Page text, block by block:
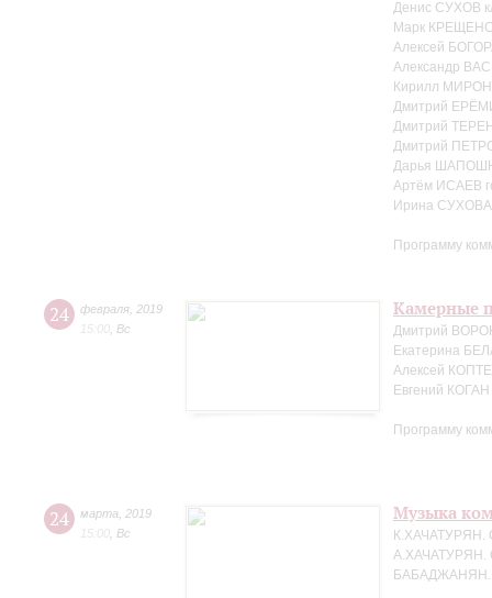
Денис СУХОВ
Марк
Алексей
Александр
Кирилл МИРОН
Дмитрий
Дмитрий
Дмитрий
Дарья
Артём ИСАЕВ
Ирина СУХОВА
Программу
24 февраля 2019
15:00 Вс
Камерные
Дмитрий
Екатерина
Алексей
Евгений
Программу
24 марта
2019
15:00 Вс
Музыка
К.ХАЧАТУРЯН.
А.ХАЧАТУРЯН.
БАБАДЖАНЯН.